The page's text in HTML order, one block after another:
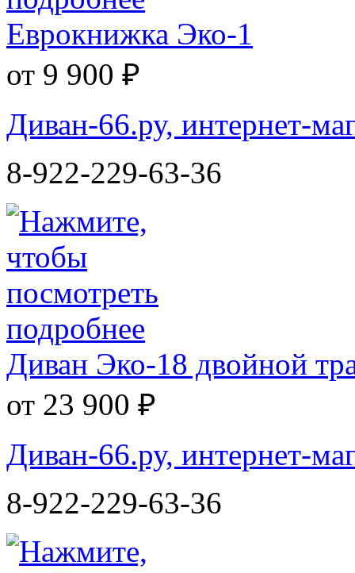
Еврокнижка Эко-1
от 9 900 ₽
Диван-66.ру, интернет-
8-922-229-63-36
Диван Эко-18 двойной
от 23 900 ₽
Диван-66.ру, интернет-
8-922-229-63-36